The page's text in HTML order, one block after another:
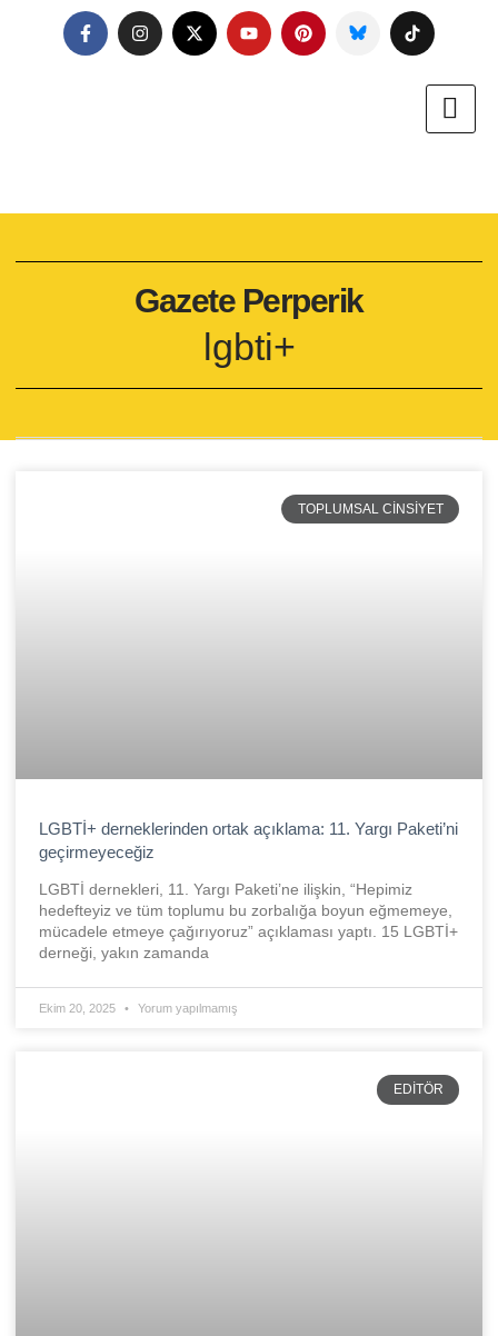
Gazete Perperik
lgbti+
TOPLUMSAL CINSIYET
LGBTİ+ derneklerinden ortak açıklama: 11. Yargı Paketi’ni
geçirmeyeceğiz
LGBTİ dernekleri, 11. Yargı Paketi’ne ilişkin, “Hepimiz
hedefteyiz ve tüm toplumu bu zorbalığa boyun eğmemeye,
mücadele etmeye çağırıyoruz” açıklaması yaptı. 15 LGBTİ+
derneği, yakın zamanda
Ekim 20, 2025 Yorum yapılmamış
EDITÖR